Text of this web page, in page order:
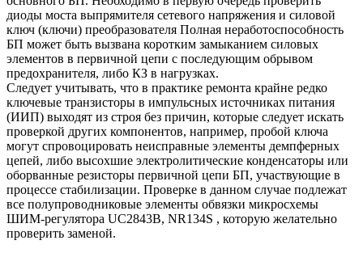
диоды моста выпрямителя сетевого напряжения и силовой
ключ (ключи) преобразователя Полная неработоспособность
БП может быть вызвана коротким замыканием силовых
элементов в первичной цепи с последующим обрывом
предохранителя, либо КЗ в нагрузках.
Следует учитывать, что в практике ремонта крайне редко
ключевые транзисторы в импульсных источниках питания
(ИИП) выходят из строя без причин, которые следует искать
проверкой других компонентов, например, пробой ключа
могут спровоцировать неисправные элементы демпферных
цепей, либо высохшие электролитические конденсаторы или
оборванные резисторы первичной цепи БП, участвующие в
процессе стабилизации. Проверке в данном случае подлежат
все полупроводниковые элементы обвязки микросхемы
ШИМ-регулятора UC2843B, NR134S , которую желательно
проверить заменой.